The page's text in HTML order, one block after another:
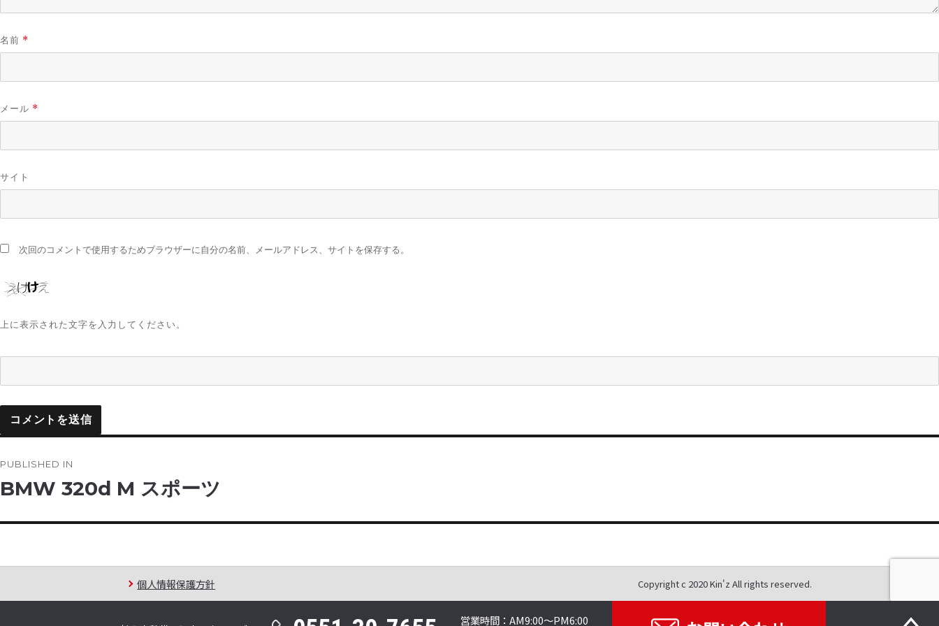
名前 *
メール *
サイト
次回のコメントで使用するためブラウザーに自分の名前、メールアドレス、サイトを保存する。
上に表示された文字を入力してください。
稿
ゲ
ー
PUBLISHED IN
BMW 320d M スポーツ
個人情報保護方針 Copyright c 2020 Kin'z All rights reserved.
営業時間： AM9:00～PM6:00